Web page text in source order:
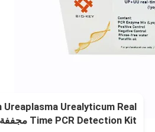
Ureaplasma Urealyticum Real
Time PCR Detection Kit مجففة بالتبريد